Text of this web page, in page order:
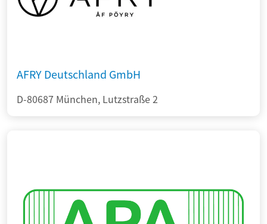
AFRY Deutschland GmbH
D-80687 München, Lutzstraße 2